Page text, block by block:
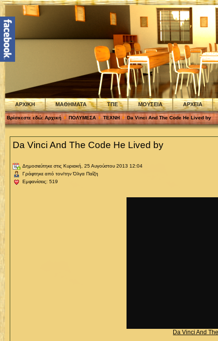
ΑΡΧΙΚΗ ΜΑΘΗΜΑΤΑ ΤΠΕ ΜΟΥΣΕΙΑ ΑΡΧΕΙΑ
Βρίσκεστε εδώ: Αρχική ΠΟΛΥΜΕΣΑ ΤΕΧΝΗ Da Vinci And The Code He Lived by
Da Vinci And The Code He Lived by
Δημοσιεύτηκε στις Κυριακή, 25 Αυγούστου 2013 12:04
Γράφτηκε από τον/την Όλγα Παΐζη
Εμφανίσεις: 519
Da Vinci And